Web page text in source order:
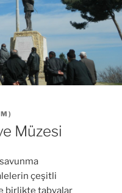
)
Müzesi
çeşitli
birlikte tabyalar